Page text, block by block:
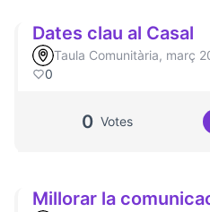
Dates clau al Casal
Taula Comunitària, març
0
0 Votes
Millorar la